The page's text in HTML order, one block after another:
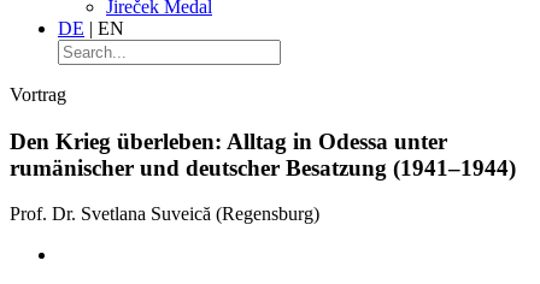
Jireček Medal
DE | EN
Vortrag
Den Krieg überleben: Alltag in Odessa unter
rumänischer und deutscher Besatzung (1941–1944)
Prof. Dr. Svetlana Suveică (Regensburg)